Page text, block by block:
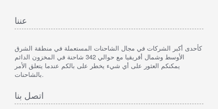
عننا
كأحدى أكبر الشركات في مجال الشاحنات المستعملة في منطقة الشرق
الأوسط وشمال أفريقيا مع حوالي 342 شاحنة في المخزون الدائم
يمكنكم العثور على أي شيء يخطر على بالكم عندما يتعلق الأمر
بالشاحنات.
اتصل بنا